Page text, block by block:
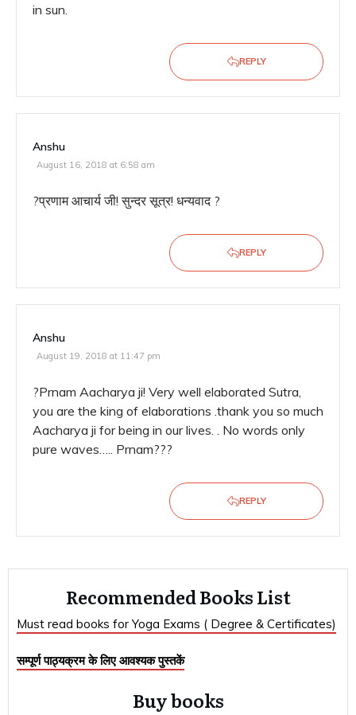
in sun.
REPLY
Anshu
August 16, 2018 at 6:58 am
?प्रणाम आचार्य जी! सुन्दर सूत्र! धन्यवाद ?
REPLY
Anshu
August 19, 2018 at 11:47 pm
?Prnam Aacharya ji! Very well elaborated Sutra,
you are the king of elaborations .thank you so much
Aacharya ji for being in our lives. . No words only
pure waves….. Prnam???
REPLY
Recommended Books List
Must read books for Yoga Exams ( Degree & Certificates)
सम्पूर्ण पाठ्यक्रम के लिए आवश्यक पुस्तकें
Buy books